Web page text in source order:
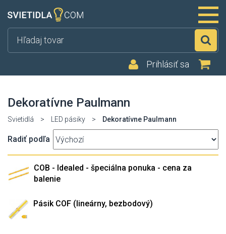
Prihlásiť sa
Dekoratívne Paulmann
Svietidlá > LED pásiky > Dekoratívne Paulmann
Radiť podľa
COB - Idealed - špeciálna ponuka - cena za
balenie
Pásik COF (lineárny, bezbodový)